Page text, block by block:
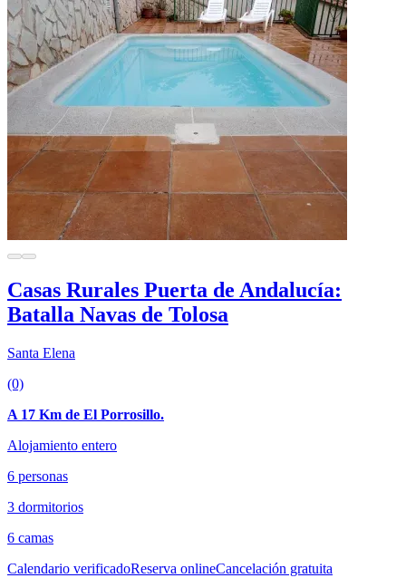
Casas Rurales Puerta de Andalucía:
Batalla Navas de Tolosa
Santa Elena
(0)
A 17 Km de El Porrosillo.
Alojamiento entero
6 personas
3 dormitorios
6 camas
Calendario verificadoReserva onlineCancelación gratuita